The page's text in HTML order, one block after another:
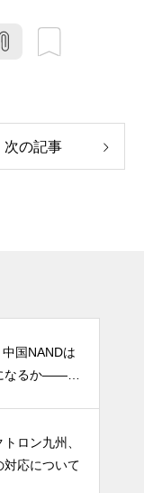
次の記事
国NANDは
なるか――AI
ロン九州、
対応について